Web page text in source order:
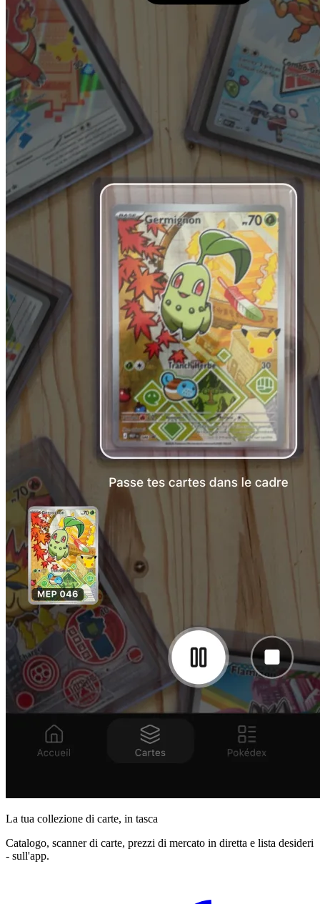
La tua collezione di carte, in tasca
Catalogo, scanner di carte, prezzi di mercato in diretta e lista desideri
- sull'app.